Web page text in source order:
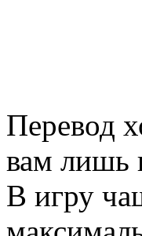
Перевод
вам лишь
В игру